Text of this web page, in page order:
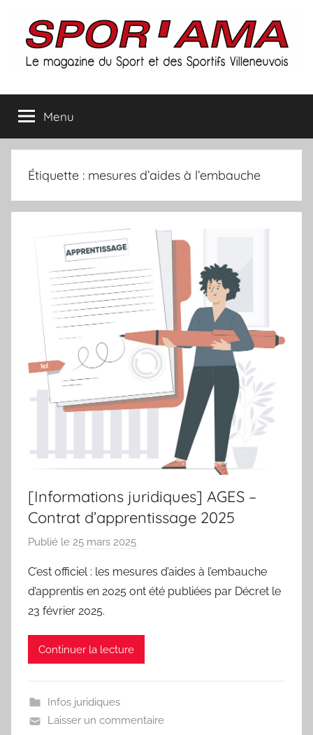
contenu
Spor'ama
le
magazine
sport
des
sportifs
villeneuvois
Menu
Étiquette : mesures d’aides à l’embauche
[Informations juridiques] AGES –
Contrat d’apprentissage 2025
Publié le 25 mars 2025
r
S
o
a
C’est officiel : les mesures d’aides à l’embauche
d’apprentis en 2025 ont été publiées par Décret le
23 février 2025.
Continuer la lecture
Infos juridiques
Laisser un commentaire